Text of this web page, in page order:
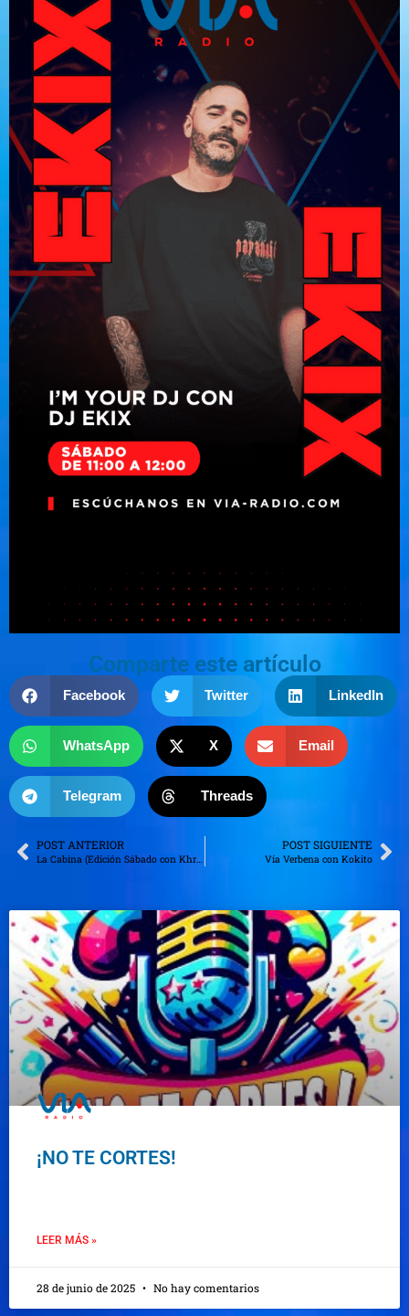
Comparte este artículo
Facebook Twitter LinkedIn
WhatsApp X Email
Telegram Threads
POST ANTERIOR
La Cabina (Edición Sábado con Khris Guez)
POST SIGUIENTE
Vía Verbena con Kokito
¡NO TE CORTES!
LEER MÁS »
28 de junio de 2025 No hay comentarios